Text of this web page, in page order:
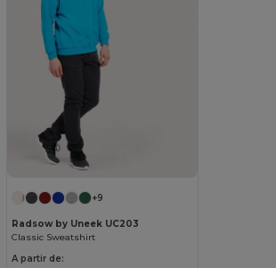
+9
Radsow by Uneek UC203
Classic Sweatshirt
A partir de: